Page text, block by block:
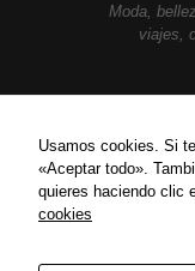
Moda,
viajes,
Política de
Política de
Usamos cookies. Si
«Aceptar todo».
quieres haciendo clic
cookies